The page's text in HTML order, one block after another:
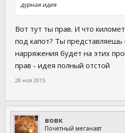
дурная идея
Вот тут ты прав. И что
под капот? Ты представляешь
нарряжения будет на этих
прав - идея полный отстой
28 ноя 2015
вовк
Почетный меганавт